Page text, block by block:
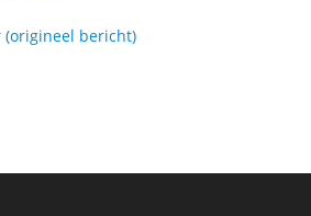
(origineel bericht)